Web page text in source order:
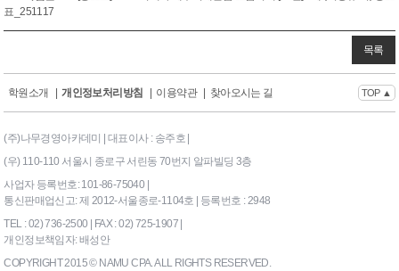
표_251117
목록
학원소개 | 개인정보처리방침 | 이용약관 | 찾아오시는 길 TOP ▲
(주)나무경영아카데미 | 대표이사 : 송주호 |
(우) 110-110 서울시 종로구 서린동 70번지 알파빌딩 3층
사업자 등록번호: 101-86-75040 |
통신판매업신고: 제 2012-서울종로-1104호 | 등록번호 : 2948
TEL : 02) 736-2500 | FAX : 02) 725-1907 |
개인정보책임자: 배성안
COPYRIGHT 2015 © NAMU CPA. ALL RIGHTS RESERVED.169|End Timer : 9.765625E-